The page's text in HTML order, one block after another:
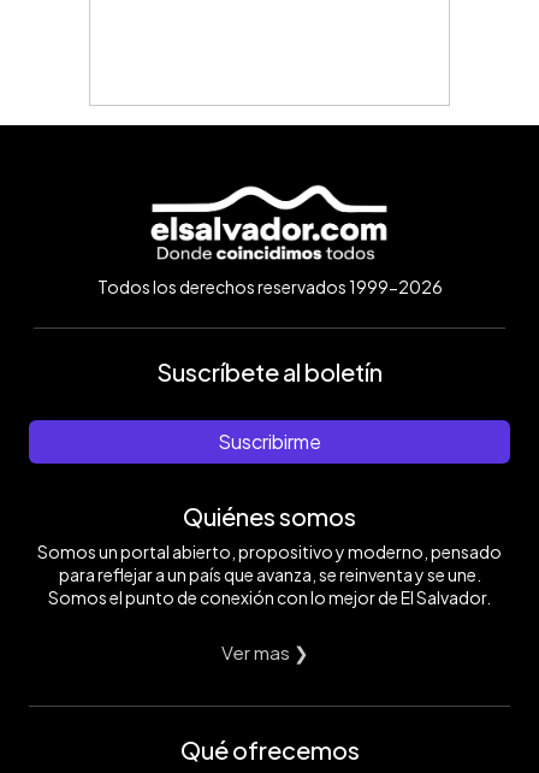
Todos los derechos reservados 1999-2026
Suscríbete al boletín
Suscribirme
Quiénes somos
Somos un portal abierto, propositivo y moderno, pensado
para reflejar a un país que avanza, se reinventa y se une.
Somos el punto de conexión con lo mejor de El Salvador.
Ver mas ❯
Qué ofrecemos